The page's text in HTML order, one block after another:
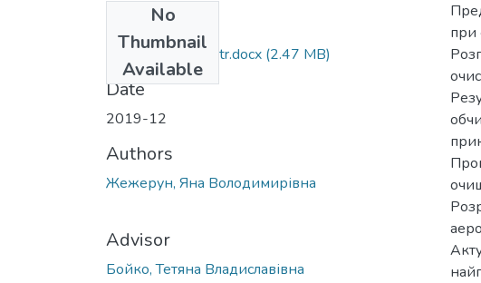
No
Thumbnail
Available
Zhezherum_magistr.docx (2.47 MB)
Date
2019-12
Authors
Жежерун, Яна Володимирівна
Advisor
Бойко, Тетяна Владиславівна
при